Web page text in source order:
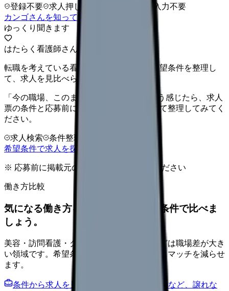
登録不要 求人押し売りなし
病院名は入力不要
カンゴさんを知ってから相談する
ゆっくり聞きます
はたらく看護師さん 求人
転職を考えている看護師さんへ。まずは希望条件を整理し
て、求人を見比べられます。
「今の職場、このままでいいのかな...」そう感じたら、求人
票の条件と応募前に確認したい不安を分けて整理してみてく
ださい。
求人検索 条件整理
希望条件で求人を探す
※ 応募前に掲載元の最新情報を確認してください
働き方比較
気になる働き方を、求人を見る前に条件で比べま
しょう。
美容・訪問看護・クリニック・夜勤なしなどは職場差が大き
い領域です。希望条件を先に整理するとミスマッチを減らせ
ます。
条件から求人を見る
夜勤回数・残業・通勤など、譲れな